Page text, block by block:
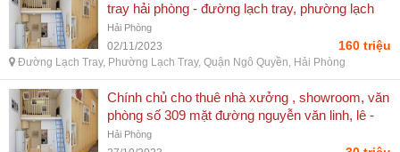
tray hải phòng - đường lạch tray, phường lạch
tray, quận ngô quyền, hải phòng
Hải Phòng
02/11/2023 160 triệu
Đường Lạch Tray, Phường Lạch Tray, Quận Ngô Quyền, Hải Phòng
Chính chủ cho thuê nhà xưởng , showroom, văn
phòng số 309 mặt đường nguyễn văn linh, lê -
đường nguyễn văn linh, phường an dương, quận
Hải Phòng